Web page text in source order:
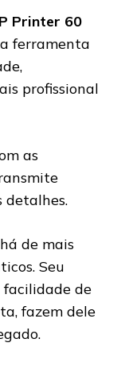
Printer 60
ferramenta
profissional
as
detalhes.
de mais
Seu
facilidade de
fazem dele